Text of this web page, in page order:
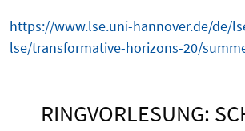
https://www.lse.uni-hannover.de/de/
lse/transformative-horizons-20/
RINGVORLESUNG: